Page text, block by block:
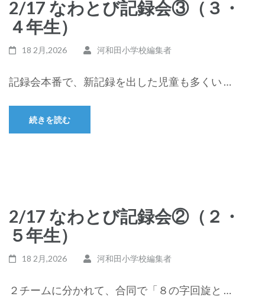
2/17 なわとび記録会③（３・
４年生）
18 2月,2026 河和田小学校編集者
記録会本番で、新記録を出した児童も多くい …
続きを読む
2/17 なわとび記録会②（２・
５年生）
18 2月,2026 河和田小学校編集者
２チームに分かれて、合同で「８の字回旋と …